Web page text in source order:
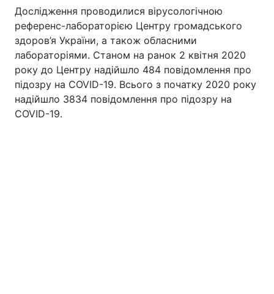
Дослідження проводилися вірусологічною
референс-лабораторією Центру громадського
здоров’я України, а також обласними
лабораторіями. Станом на ранок 2 квітня 2020
року до Центру надійшло 484 повідомлення про
підозру на COVID-19. Всього з початку 2020 року
надійшло 3834 повідомлення про підозру на
COVID-19.